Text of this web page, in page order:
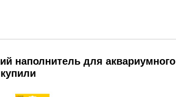
наполнитель для аквариумного